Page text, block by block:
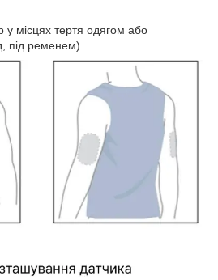
у місцях тертя одягом або
під ременем).